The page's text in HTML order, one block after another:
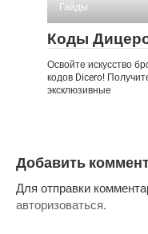
Гайды
Коды
Освойте искусство
кодов Dicero!
эксклюзивные
Добавить
Для отправки
авторизоваться.